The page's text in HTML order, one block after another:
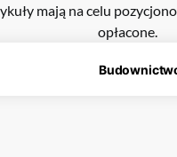
mają na celu
opłacone.